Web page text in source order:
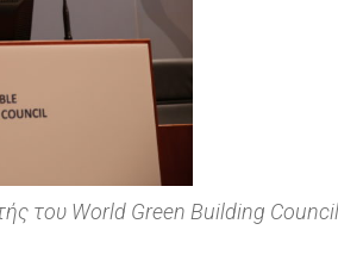
του World Green Building